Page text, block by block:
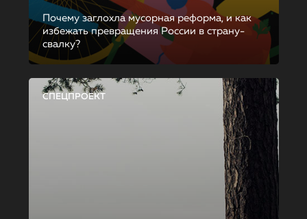
Почему заглохла мусорная реформа, и как
избежать превращения России в страну-
свалку?
СПЕЦПРОЕКТ